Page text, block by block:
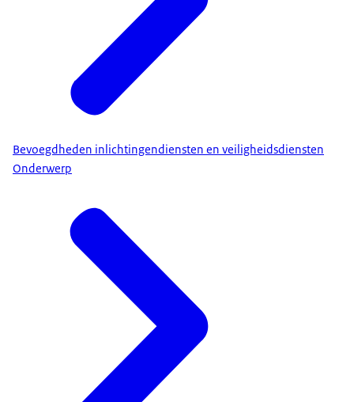
Bevoegdheden inlichtingendiensten en veiligheidsdiensten
Onderwerp